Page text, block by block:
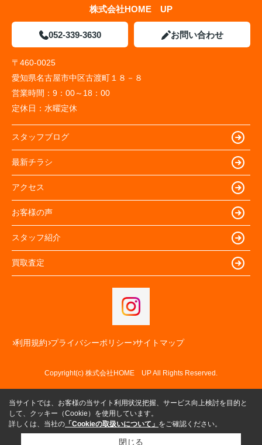
株式会社HOME UP
052-339-3630 お問い合わせ
〒460-0025
愛知県名古屋市中区古渡町１８－８
営業時間： 9：00～18：00
定休日： 水曜定休
スタッフブログ
最新チラシ
アクセス
お客様の声
スタッフ紹介
買取査定
利用規約 プライバシーポリシー サイトマップ
Copyright(c) 株式会社HOME UP All Rights Reserved.
当サイトでは、お客様の当サイト利用状況把握、サービス向上検討を目的と
して、クッキー（Cookie）を使用しています。
詳しくは、当社の 「Cookieの取扱いについて」 をご確認ください。
閉じる